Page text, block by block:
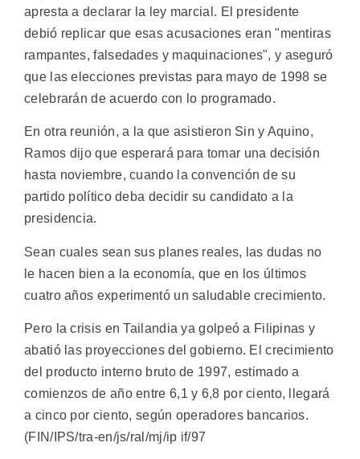
apresta a declarar la ley marcial. El presidente
debió replicar que esas acusaciones eran "mentiras
rampantes, falsedades y maquinaciones", y aseguró
que las elecciones previstas para mayo de 1998 se
celebrarán de acuerdo con lo programado.
En otra reunión, a la que asistieron Sin y Aquino,
Ramos dijo que esperará para tomar una decisión
hasta noviembre, cuando la convención de su
partido político deba decidir su candidato a la
presidencia.
Sean cuales sean sus planes reales, las dudas no
le hacen bien a la economía, que en los últimos
cuatro años experimentó un saludable crecimiento.
Pero la crisis en Tailandia ya golpeó a Filipinas y
abatió las proyecciones del gobierno. El crecimiento
del producto interno bruto de 1997, estimado a
comienzos de año entre 6,1 y 6,8 por ciento, llegará
a cinco por ciento, según operadores bancarios.
(FIN/IPS/tra-en/js/ral/mj/ip if/97